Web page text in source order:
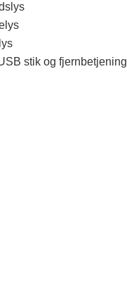
stik og fjernbetjening